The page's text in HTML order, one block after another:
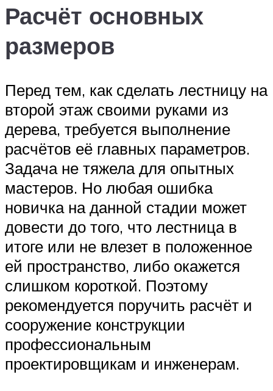
Расчёт основных
размеров
Перед тем, как сделать лестницу на
второй этаж своими руками из
дерева, требуется выполнение
расчётов её главных параметров.
Задача не тяжела для опытных
мастеров. Но любая ошибка
новичка на данной стадии может
довести до того, что лестница в
итоге или не влезет в положенное
ей пространство, либо окажется
слишком короткой. Поэтому
рекомендуется поручить расчёт и
сооружение конструкции
профессиональным
проектировщикам и инженерам.